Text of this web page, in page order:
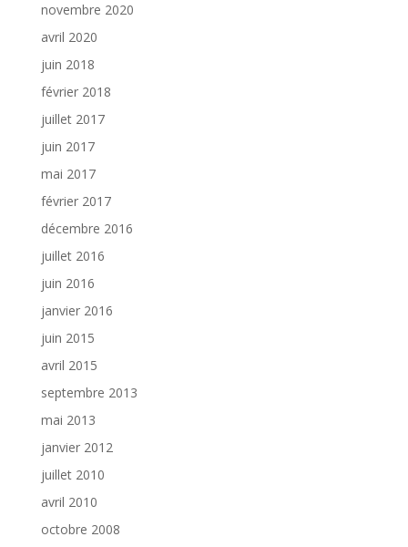
novembre 2020
avril 2020
juin 2018
février 2018
juillet 2017
juin 2017
mai 2017
février 2017
décembre 2016
juillet 2016
juin 2016
janvier 2016
juin 2015
avril 2015
septembre 2013
mai 2013
janvier 2012
juillet 2010
avril 2010
octobre 2008